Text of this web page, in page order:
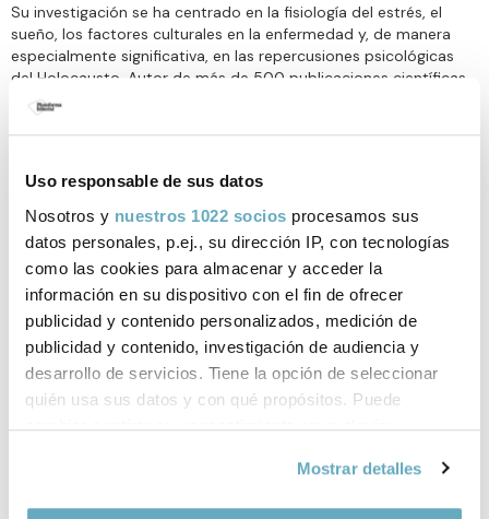
Uso responsable de sus datos
Nosotros y nuestros 1022 socios procesamos sus
datos personales, p.ej., su dirección IP, con tecnologías
como las cookies para almacenar y acceder la
información en su dispositivo con el fin de ofrecer
publicidad y contenido personalizados, medición de
publicidad y contenido, investigación de audiencia y
desarrollo de servicios. Tiene la opción de seleccionar
quién usa sus datos y con qué propósitos. Puede
cambiar o retirar su consentimiento en cualquier
Mostrar detalles
Su investigación se ha centrado en la fisiología del estrés, el
sueño, los factores culturales en la enfermedad y, de manera
especialmente significativa, en las repercusiones psicológicas
del Holocausto. Autor de más de 500 publicaciones científicas
y editor de numerosos volúmenes académicos, Dimsdale
Libros de Joel E. Dimsdale
publicados por Plataforma Editorial